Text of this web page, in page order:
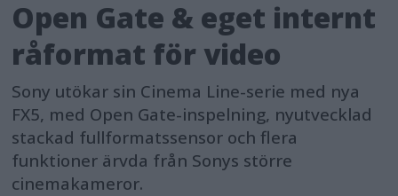
Open Gate & eget internt
råformat för video
Sony utökar sin Cinema Line-serie med nya
FX5, med Open Gate-inspelning, nyutvecklad
stackad fullformatssensor och flera
funktioner ärvda från Sonys större
cinemakameror.